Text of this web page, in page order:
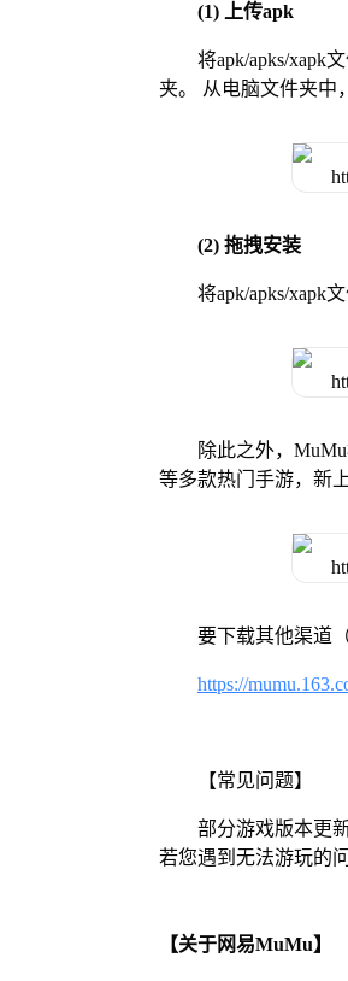
(1) 上传apk
将apk/apks/xapk
夹。 从电脑文件夹中
(2) 拖拽安装
将apk/apks/xapk
除此之外，
等多款热门手游，新
要下载其他渠道
https://
【常见问题】
部分游戏版本更
若您遇到无法游玩的
【关于网易MuMu】